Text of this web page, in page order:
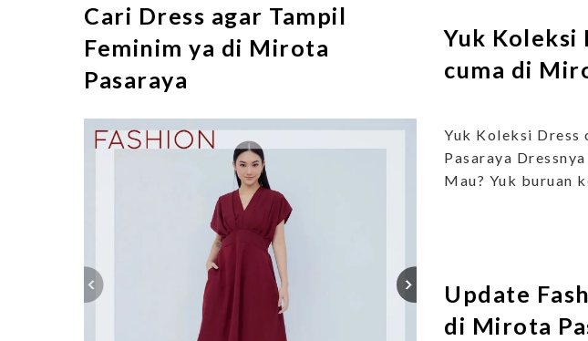
Cari Dress agar Tampil
Feminim ya di Mirota
Pasaraya
Yuk Koleksi
cuma di
Yuk Koleksi
Pasaraya
Mau? Yuk buruan
Update
di Mirota